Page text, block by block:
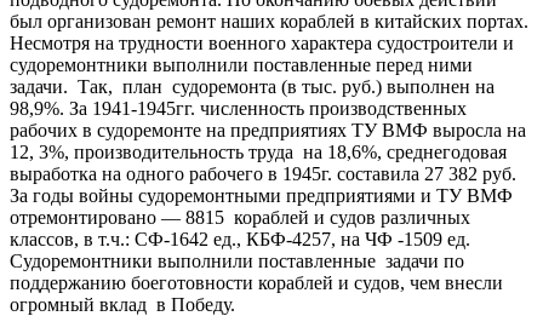
был организован ремонт наших кораблей в китайских портах.
Несмотря на трудности военного характера судостроители и
судоремонтники выполнили поставленные перед ними
задачи. Так, план судоремонта (в тыс. руб.) выполнен на
98,9%. За 1941-1945гг. численность производственных
рабочих в судоремонте на предприятиях ТУ ВМФ выросла на
12, 3%, производительность труда на 18,6%, среднегодовая
выработка на одного рабочего в 1945г. составила 27 382 руб.
За годы войны судоремонтными предприятиями и ТУ ВМФ
отремонтировано — 8815 кораблей и судов различных
классов, в т.ч.: СФ-1642 ед., КБФ-4257, на ЧФ -1509 ед.
Судоремонтники выполнили поставленные задачи по
поддержанию боеготовности кораблей и судов, чем внесли
огромный вклад в Победу.